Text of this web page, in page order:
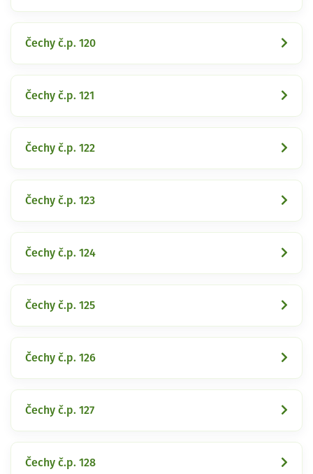
Čechy č.p. 120
Čechy č.p. 121
Čechy č.p. 122
Čechy č.p. 123
Čechy č.p. 124
Čechy č.p. 125
Čechy č.p. 126
Čechy č.p. 127
Čechy č.p. 128